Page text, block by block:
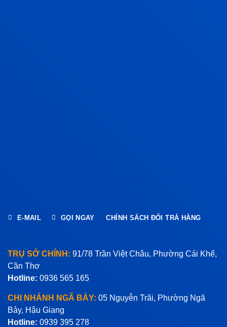
TRỤ SỞ CHÍNH: 91/78 Trần Việt Châu, Phường Cái Khế,
Cần Thơ
Hotline: 0936 565 165
CHI NHÁNH NGÃ BẢY: 05 Nguyễn Trãi, Phường Ngã
Bảy, Hậu Giang
Hotline: 0939 395 278
E-MAIL GỌI NGAY CHÍNH SÁCH ĐỔI TRẢ HÀNG